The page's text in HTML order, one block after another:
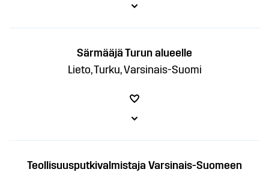
Särmääjä Turun alueelle
Lieto, Turku, Varsinais-Suomi
Teollisuusputkivalmistaja Varsinais-Suomeen